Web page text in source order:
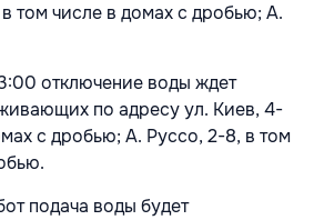
том числе в домах с дробью; А.
отключение воды ждет
по адресу ул. Киев, 4-
с дробью; А. Руссо, 2-8, в том
подача воды будет